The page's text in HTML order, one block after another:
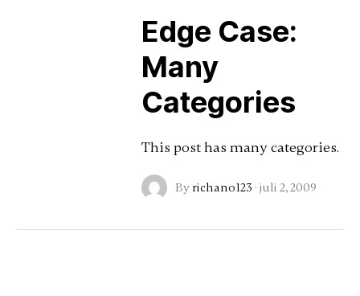
Edge Case:
Many
Categories
This post has many categories.
By richano123 · juli 2, 2009